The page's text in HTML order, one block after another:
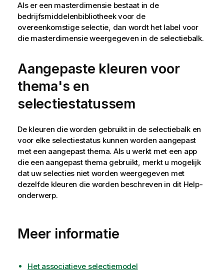
Als er een masterdimensie bestaat in de
bedrijfsmiddelenbibliotheek voor de
overeenkomstige selectie, dan wordt het label voor
die masterdimensie weergegeven in de selectiebalk.
Aangepaste kleuren voor
thema's en
selectiestatussem
De kleuren die worden gebruikt in de selectiebalk en
voor elke selectiestatus kunnen worden aangepast
met een aangepast thema. Als u werkt met een app
die een aangepast thema gebruikt, merkt u mogelijk
dat uw selecties niet worden weergegeven met
dezelfde kleuren die worden beschreven in dit Help-
onderwerp.
Meer informatie
Het associatieve selectiemodel